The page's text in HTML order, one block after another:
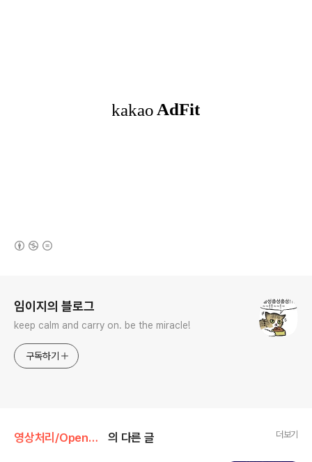
임이지의 블로그
keep calm and carry on. be the miracle!
구독하기
영상처리/OpenCV 의 다른 글 더보기